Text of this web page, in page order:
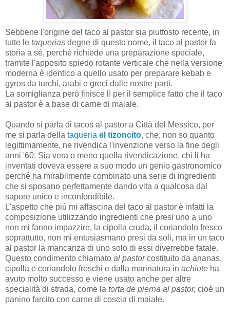
Sebbene l'origine del taco al pastor sia piuttosto recente, in
tutte le taquerias degne di questo nome, il taco al pastor fa
storia a sé, perché richiede una preparazione speciale,
tramite l'apposito spiedo rotante verticale che nella versione
moderna è identico a quello usato per preparare kebab e
gyros da turchi, arabi e greci dalle nostre parti.
La somiglianza però finisce lì per il semplice fatto che il taco
al pastor è a base di carne di maiale.
Quando si parla di tacos al pastor a Città del Messico, per
me si parla della taqueria el tizoncito, che, non so quanto
legittimamente, ne rivendica l'invenzione verso la fine degli
anni '60. Sia vera o meno quella rivendicazione, chi li ha
inventati doveva essere a suo modo un genio gastronomico
perché ha mirabilmente combinato una serie di ingredienti
che si sposano perfettamente dando vita a qualcosa dal
sapore unico e inconfondibile.
L'aspetto che più mi affascina del taco al pastor è infatti la
composizione utilizzando ingredienti che presi uno a uno
non mi fanno impazzire, la cipolla cruda, il coriandolo fresco
soprattutto, non mi entusiasmano presi da soli, ma in un taco
al pastor la mancanza di uno solo di essi diverrebbe fatale.
Questo condimento chiamato al pastorcostituito da ananas,
cipolla e coriandolo freschi e dalla marinatura in achiote ha
avuto molto successo e viene usato anche per altre
specialità di strada, come la torta de pierna al pastor, cioè un
panino farcito con carne di coscia di maiale.